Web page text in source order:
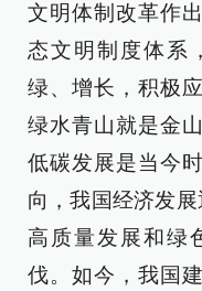
文明体制改革作
态文明制度体系
绿、增长，积极
绿水青山就是金
低碳发展是当今
向，我国经济发展
高质量发展和绿
伐。如今，我国